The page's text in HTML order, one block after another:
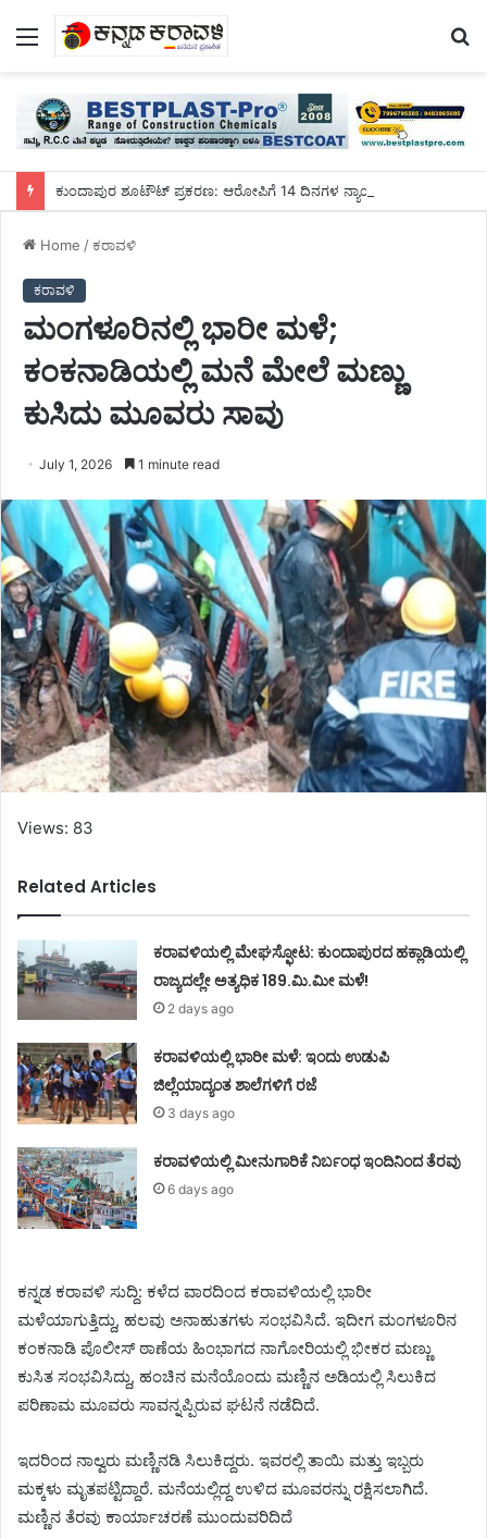
Menu
ಕುಂದಾಪುರ ಶೂಟೌಟ್ ಪ್ರಕರಣ: ಆರೋಪಿಗೆ 14 ದಿನಗಳ ನ್ಯಾಯಾಂಗ ಬಂಧನ
Home /ಕರಾವಳಿ
ಕರಾವಳಿ
ಮಂಗಳೂರಿನಲ್ಲಿ ಭಾರೀ ಮಳೆ;
ಕಂಕನಾಡಿಯಲ್ಲಿ ಮನೆ ಮೇಲೆ ಮಣ್ಣು
ಕುಸಿದು ಮೂವರು ಸಾವು
July 1, 2026 1 minute read
Views: 83
Related Articles
ಕರಾವಳಿಯಲ್ಲಿ ಮೇಘಸ್ಫೋಟ: ಕುಂದಾಪುರದ ಹಕ್ಲಾಡಿಯಲ್ಲಿ
ರಾಜ್ಯದಲ್ಲೇ ಅತ್ಯಧಿಕ 189.ಮಿ.ಮೀ ಮಳೆ!
2 days ago
ಕರಾವಳಿಯಲ್ಲಿ ಭಾರೀ ಮಳೆ: ಇಂದು ಉಡುಪಿ
ಜಿಲ್ಲೆಯಾದ್ಯಂತ ಶಾಲೆಗಳಿಗೆ ರಜೆ
3 days ago
ಕರಾವಳಿಯಲ್ಲಿ ಮೀನುಗಾರಿಕೆ ನಿರ್ಬಂಧ ಇಂದಿನಿಂದ ತೆರವು
6 days ago
ಕನ್ನಡ ಕರಾವಳಿ ಸುದ್ದಿ: ಕಳೆದ ವಾರದಿಂದ ಕರಾವಳಿಯಲ್ಲಿ ಭಾರೀ
ಮಳೆಯಾಗುತ್ತಿದ್ದು, ಹಲವು ಅನಾಹುತಗಳು ಸಂಭವಿಸಿದೆ. ಇದೀಗ ಮಂಗಳೂರಿನ
ಕಂಕನಾಡಿ ಪೊಲೀಸ್ ಠಾಣೆಯ ಹಿಂಭಾಗದ ನಾಗೋರಿಯಲ್ಲಿ ಭೀಕರ ಮಣ್ಣು
ಕುಸಿತ ಸಂಭವಿಸಿದ್ದು, ಹಂಚಿನ ಮನೆಯೊಂದು ಮಣ್ಣಿನ ಅಡಿಯಲ್ಲಿ ಸಿಲುಕಿದ
ಪರಿಣಾಮ ಮೂವರು ಸಾವನ್ನಪ್ಪಿರುವ ಘಟನೆ ನಡೆದಿದೆ.
ಇದರಿಂದ ನಾಲ್ವರು ಮಣ್ಣಿನಡಿ ಸಿಲುಕಿದ್ದರು. ಇವರಲ್ಲಿ ತಾಯಿ ಮತ್ತು ಇಬ್ಬರು
ಮಕ್ಕಳು ಮೃತಪಟ್ಟಿದ್ದಾರೆ. ಮನೆಯಲ್ಲಿದ್ದ ಉಳಿದ ಮೂವರನ್ನು ರಕ್ಷಿಸಲಾಗಿದೆ.
ಮಣ್ಣಿನ ತೆರವು ಕಾರ್ಯಾಚರಣೆ ಮುಂದುವರಿದಿದೆ